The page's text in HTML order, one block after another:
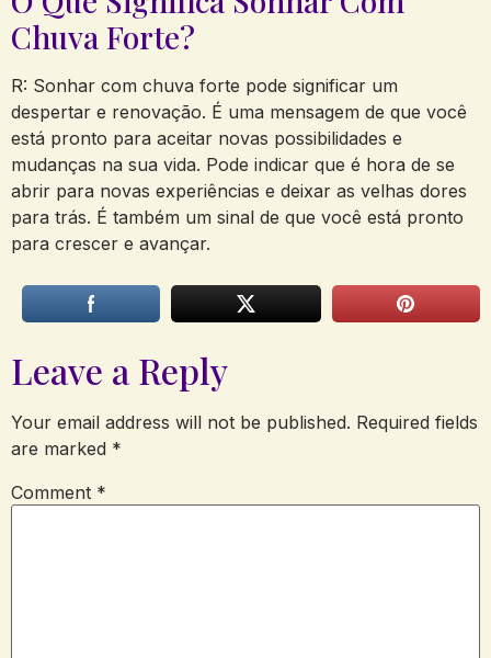
Chuva Forte?
R: Sonhar com chuva forte pode significar um
despertar e renovação. É uma mensagem de que você
está pronto para aceitar novas possibilidades e
mudanças na sua vida. Pode indicar que é hora de se
abrir para novas experiências e deixar as velhas dores
para trás. É também um sinal de que você está pronto
para crescer e avançar.
Leave a Reply
Your email address will not be published. Required fields
are marked *
Comment *